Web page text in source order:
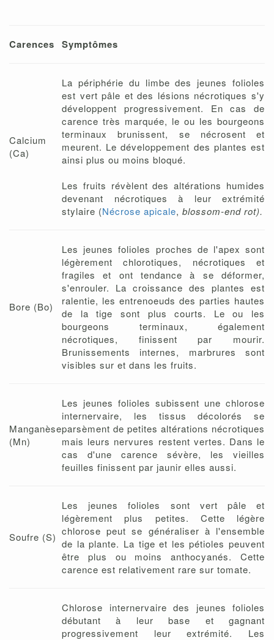
Carences Symptômes
Calcium
(Ca)
La périphérie du limbe des jeunes folioles
est vert pâle et des lésions nécrotiques s'y
développent progressivement. En cas de
carence très marquée, le ou les bourgeons
terminaux brunissent, se nécrosent et
meurent. Le développement des plantes est
ainsi plus ou moins bloqué.
Les fruits révèlent des altérations humides
devenant nécrotiques à leur extrémité
stylaire (Nécrose apicale, blossom-end rot).
Bore (Bo)
Les jeunes folioles proches de l'apex sont
légèrement chlorotiques, nécrotiques et
fragiles et ont tendance à se déformer,
s'enrouler. La croissance des plantes est
ralentie, les entrenoeuds des parties hautes
de la tige sont plus courts. Le ou les
bourgeons terminaux, également
nécrotiques, finissent par mourir.
Brunissements internes, marbrures sont
visibles sur et dans les fruits.
Manganèse
(Mn)
Les jeunes folioles subissent une chlorose
internervaire, les tissus décolorés se
parsèment de petites altérations nécrotiques
mais leurs nervures restent vertes. Dans le
cas d'une carence sévère, les vieilles
feuilles finissent par jaunir elles aussi.
Soufre (S)
Les jeunes folioles sont vert pâle et
légèrement plus petites. Cette légère
chlorose peut se généraliser à l'ensemble
de la plante. La tige et les pétioles peuvent
être plus ou moins anthocyanés. Cette
carence est relativement rare sur tomate.
Chlorose internervaire des jeunes folioles
débutant à leur base et gagnant
progressivement leur extrémité. Les